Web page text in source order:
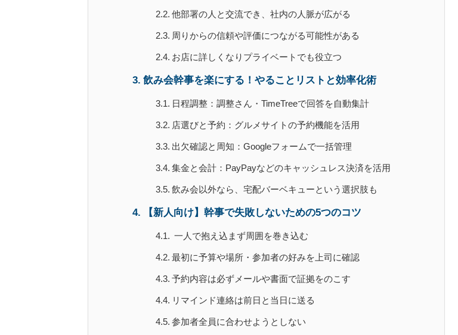
他部署の人と交流でき、社内の人脈が広がる
周りからの信頼や評価につながる可能性がある
お店に詳しくなりプライベートでも役立つ
飲み会幹事を楽にする！やることリストと効率化術
日程調整：調整さん・TimeTreeで回答を自動集計
店選びと予約：グルメサイトの予約機能を活用
出欠確認と周知：Googleフォームで一括管理
集金と会計：PayPayなどのキャッシュレス決済を活用
飲み会以外なら、宅配バーベキューという選択肢も
【新人向け】幹事で失敗しないための5つのコツ
一人で抱え込まず周囲を巻き込む
最初に予算や場所・参加者の好みを上司に確認
予約内容は必ずメールや書面で証拠をのこす
リマインド連絡は前日と当日に送る
参加者全員に合わせようとしない